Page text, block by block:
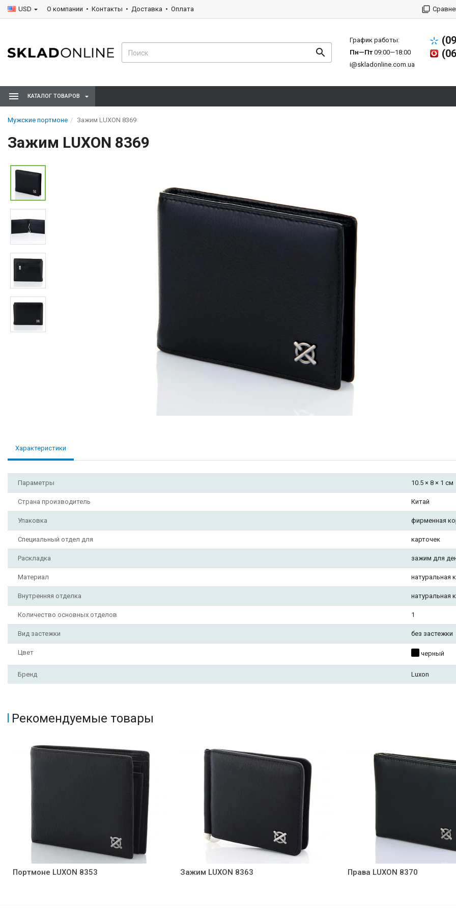
USD О компании Контакты Доставка Оплата
График работы:
Пн—Пт09:00—18:00
i@skladonline.com.ua
КАТАЛОГ ТОВАРОВ
Мужские портмоне Зажим LUXON 8369
Зажим LUXON 8369
Характеристики
Параметры 10.5 × 8 × 1 см
Страна производитель Китай
Упаковка фирменная
Специальный отдел для карточек
Раскладка зажим для
Материал натуральная
Внутренняя отделка натуральная
Количество основных отделов 1
Вид застежки без застежки
Цвет черный
Бренд Luxon
Рекомендуемые товары
Портмоне LUXON 8353 Зажим LUXON 8363 Права LUXON 8370